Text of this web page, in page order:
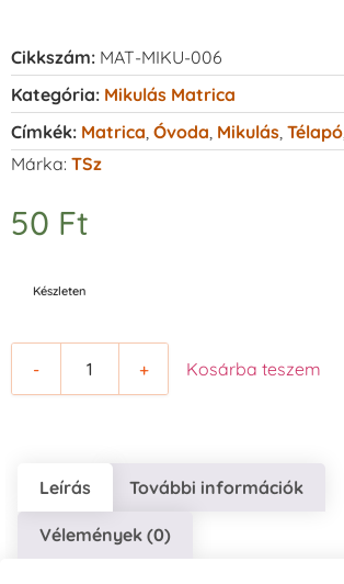
Cikkszám: MAT-MIKU-006
Kategória: Mikulás Matrica
Címkék: Matrica Óvoda Mikulás Télapó
Márka: TSz
50 Ft
Készleten
- + Kosárba teszem
Leírás További információk
Vélemények (0)